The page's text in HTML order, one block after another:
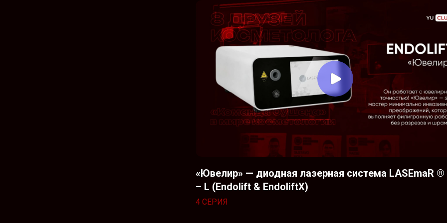
«Ювелир» — диодная лазерная система LASEmaR ®
– L (Endolift & EndoliftX)
4 СЕРИЯ